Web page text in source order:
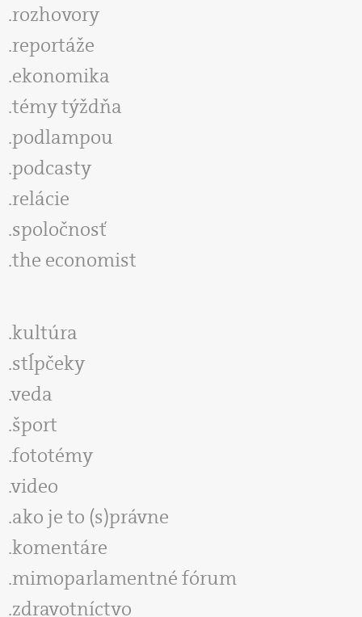
rozhovory
reportáže
ekonomika
témy týždňa
podlampou
podcasty
relácie
spoločnosť
the economist
kultúra
stĺpčeky
veda
šport
fototémy
video
ako je to (s)právne
komentáre
mimoparlamentné fórum
zdravotníctvo